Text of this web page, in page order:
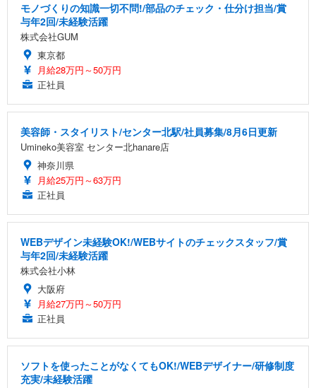
モノづくりの知識一切不問!/部品のチェック・仕分け担当/賞
与年2回/未経験活躍
株式会社GUM
東京都
月給28万円～50万円
正社員
美容師・スタイリスト/センター北駅/社員募集/8月6日更新
Umineko美容室 センター北hanare店
神奈川県
月給25万円～63万円
正社員
WEBデザイン未経験OK!/WEBサイトのチェックスタッフ/賞
与年2回/未経験活躍
株式会社小林
大阪府
月給27万円～50万円
正社員
ソフトを使ったことがなくてもOK!/WEBデザイナー/研修制度
充実/未経験活躍